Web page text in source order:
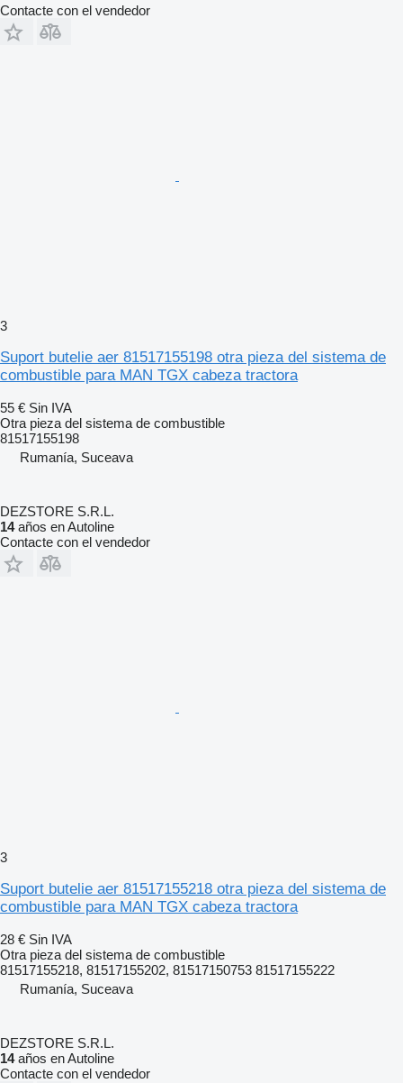
Contacte con el vendedor
3
Suport butelie aer 81517155198 otra pieza del sistema de
combustible para MAN TGX cabeza tractora
55 € Sin IVA
Otra pieza del sistema de combustible
81517155198
Rumanía, Suceava
DEZSTORE S.R.L.
14años en Autoline
Contacte con el vendedor
3
Suport butelie aer 81517155218 otra pieza del sistema de
combustible para MAN TGX cabeza tractora
28 € Sin IVA
Otra pieza del sistema de combustible
81517155218, 81517155202, 81517150753 81517155222
Rumanía, Suceava
DEZSTORE S.R.L.
14años en Autoline
Contacte con el vendedor